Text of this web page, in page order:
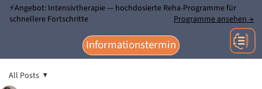
Informationstermin
⚡Angebot: Intensivtherapie — hochdosierte Reha-Programme für
schnellere Fortschritte
Programme ansehen →
All Posts